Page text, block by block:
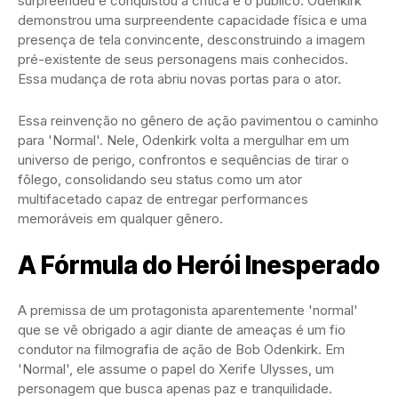
demonstrou uma surpreendente capacidade física e uma
presença de tela convincente, desconstruindo a imagem
pré-existente de seus personagens mais conhecidos.
Essa mudança de rota abriu novas portas para o ator.
Essa reinvenção no gênero de ação pavimentou o caminho
para 'Normal'. Nele, Odenkirk volta a mergulhar em um
universo de perigo, confrontos e sequências de tirar o
fôlego, consolidando seu status como um ator
multifacetado capaz de entregar performances
memoráveis em qualquer gênero.
A Fórmula do Herói Inesperado
A premissa de um protagonista aparentemente 'normal'
que se vê obrigado a agir diante de ameaças é um fio
condutor na filmografia de ação de Bob Odenkirk. Em
'Normal', ele assume o papel do Xerife Ulysses, um
personagem que busca apenas paz e tranquilidade.